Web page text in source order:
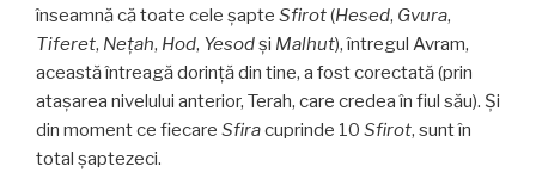
înseamnă că toate cele șapte Sfirot(Hesed, Gvura,
Tiferet, Nețah, Hod, Yesodși Malhut), întregul Avram,
această întreagă dorinţă din tine, a fost corectată (prin
atașarea nivelului anterior, Terah, care credea în fiul său). Și
din moment ce fiecare Sfiracuprinde 10 Sfirot, sunt în
total șaptezeci.